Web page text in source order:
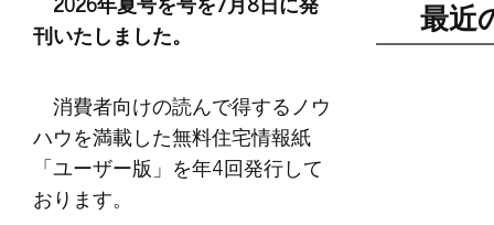
最近
刊いたしました。
消費者向けの読んで得するノウ
ハウを満載した無料住宅情報紙
「ユーザー版」を年4回発行して
おります。